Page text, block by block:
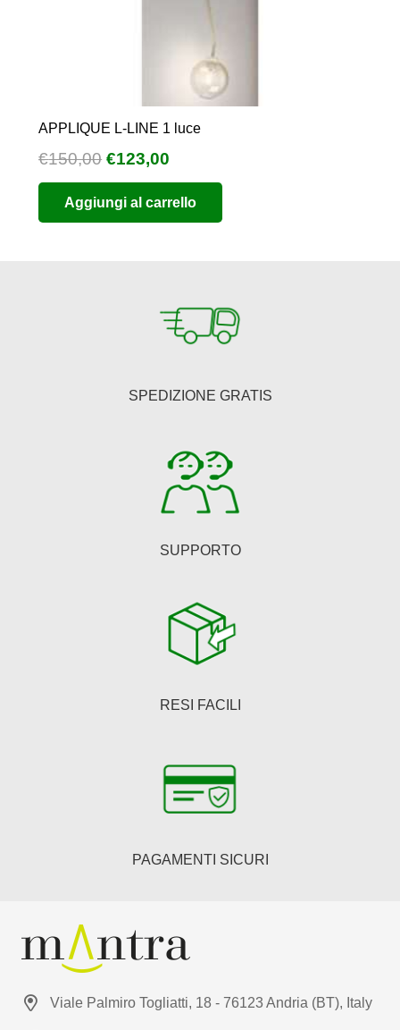
APPLIQUE L-LINE 1 luce
€150,00 Il
prezzo
originale
era:
€123,00
prezzo
attuale
è:
Aggiungi al carrello
SPEDIZIONE GRATIS
SUPPORTO
RESI FACILI
PAGAMENTI SICURI
Viale Palmiro Togliatti, 18 - 76123 Andria (BT), Italy